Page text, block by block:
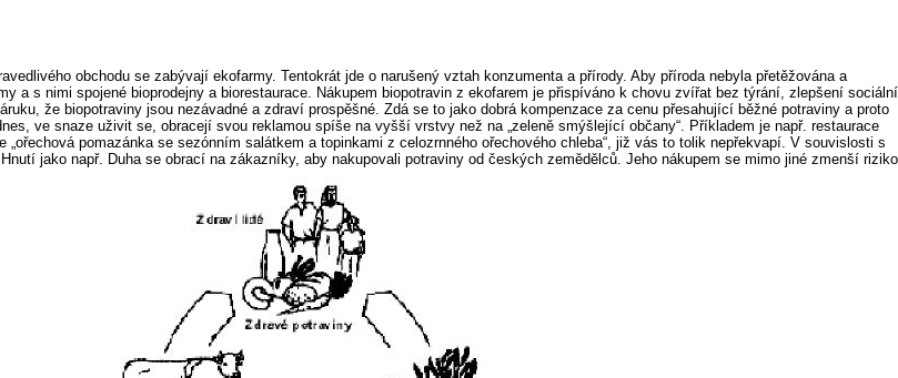
obchodu se zabývají ekofarmy. Tentokrát jde o narušený vztah konzumenta a přírody. Aby příroda nebyla přetěžována a
s nimi spojené bioprodejny a biorestaurace. Nákupem biopotravin z ekofarem je přispíváno k chovu zvířat bez týrání, zlepšení sociální
že biopotraviny jsou nezávadné a zdraví prospěšné. Zdá se to jako dobrá kompenzace za cenu přesahující běžné potraviny a proto
ve snaze uživit se, obracejí svou reklamou spíše na vyšší vrstvy než na „zeleně smýšlející občany“. Příkladem je např. restaurace
pomazánka se sezónním salátkem a topinkami z celozrnného ořechového chleba“, již vás to tolik nepřekvapí. V souvislosti s
jako např. Duha se obrací na zákazníky, aby nakupovali potraviny od českých zemědělců. Jeho nákupem se mimo jiné zmenší riziko